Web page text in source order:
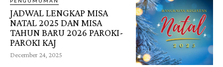
JADWAL LENGKAP MISA
NATAL 2025 DAN MISA
TAHUN BARU 2026 PAROKI-
PAROKI KAJ
December 24, 2025